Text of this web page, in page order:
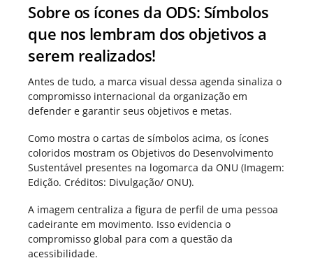
Sobre os ícones da ODS: Símbolos
que nos lembram dos objetivos a
serem realizados!
Antes de tudo, a marca visual dessa agenda sinaliza o
compromisso internacional da organização em
defender e garantir seus objetivos e metas.
Como mostra o cartas de símbolos acima, os ícones
coloridos mostram os Objetivos do Desenvolvimento
Sustentável presentes na logomarca da ONU (Imagem:
Edição. Créditos: Divulgação/ ONU).
A imagem centraliza a figura de perfil de uma pessoa
cadeirante em movimento. Isso evidencia o
compromisso global para com a questão da
acessibilidade.